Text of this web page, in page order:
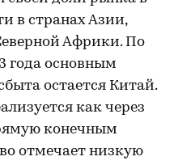
в странах Азии,
Африки. По
года основным
остается Китай.
как через
конечным
отмечает низкую